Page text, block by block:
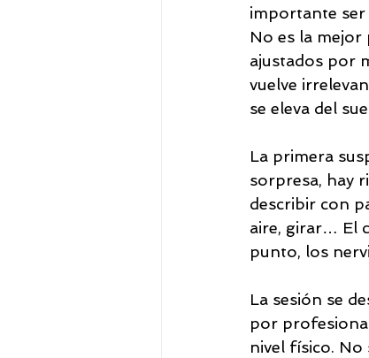
importante ser
No es la mejor
ajustados por
vuelve
se eleva del
La primera
sorpresa, hay
describir con
aire, girar… El
punto, los
La sesión se
por
nivel físico.